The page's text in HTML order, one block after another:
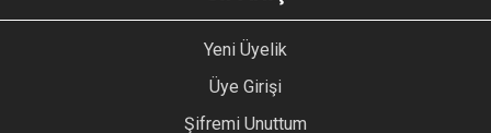
Yeni Üyelik
Üye Girişi
Şifremi Unuttum